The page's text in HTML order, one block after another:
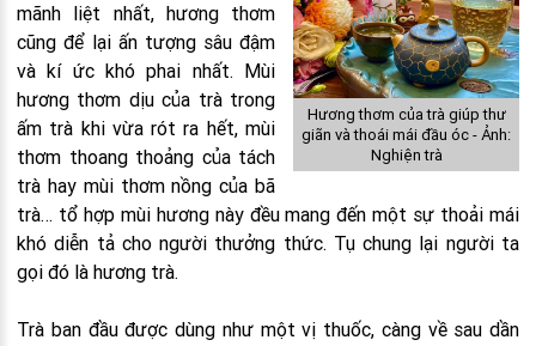
Hương thơm của trà giúp thư
giãn và thoái mái đầu óc - Ảnh:
Nghiện trà
mãnh liệt nhất, hương thơm
cũng để lại ấn tượng sâu đậm
và kí ức khó phai nhất. Mùi
hương thơm dịu của trà trong
ấm trà khi vừa rót ra hết, mùi
thơm thoang thoảng của tách
trà hay mùi thơm nồng của bã
trà… tổ hợp mùi hương này đều mang đến một sự thoải mái
khó diễn tả cho người thưởng thức. Tụ chung lại người ta
gọi đó là hương trà.
Trà ban đầu được dùng như một vị thuốc, càng về sau dần